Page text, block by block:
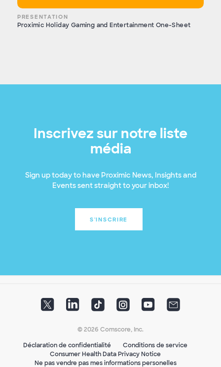
PRESENTATION
Proximic Holiday Gaming and Entertainment One-Sheet
Inscrivez sur notre liste
média
Sign up today to have Proximic News, Insights and
Events sent straight to your inbox!
S'INSCRIRE
© 2026 Comscore, Inc.
Déclaration de confidentialité
Conditions de service
Consumer Health Data Privacy Notice
Ne pas vendre pas mes informations personelles